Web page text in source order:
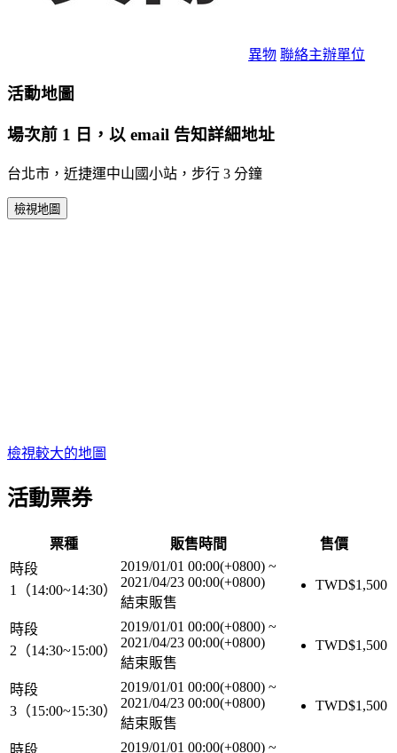
異物 聯絡主辦單位
活動地圖
場次前 1 日，以 email 告知詳細地址
台北市，近捷運中山國小站，步行 3 分鐘
檢視地圖
檢視較大的地圖
活動票券
票種 販售時間
售價
時段
1（14:00~14:30）
2019/01/01 00:00(+0800) ~
2021/04/23 00:00(+0800)
結束販售
TWD$1,500
時段
2（14:30~15:00）
2019/01/01 00:00(+0800) ~
2021/04/23 00:00(+0800)
結束販售
TWD$1,500
時段
3（15:00~15:30）
2019/01/01 00:00(+0800) ~
2021/04/23 00:00(+0800)
結束販售
TWD$1,500
時段
2019/01/01 00:00(+0800) ~